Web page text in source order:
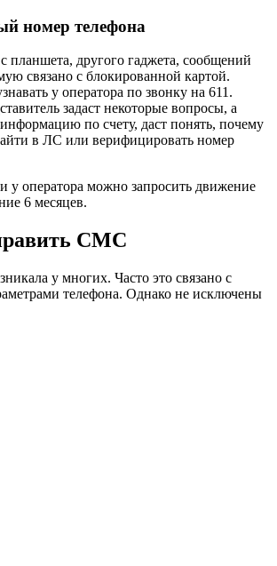
номер телефона
планшета, другого гаджета, сообщений
связано с блокированной картой.
у оператора по звонку на 611.
задаст некоторые вопросы, а
по счету, даст понять, почему
в ЛС или верифицировать номер
у оператора можно запросить движение
6 месяцев.
СМС
у многих. Часто это связано с
телефона. Однако не исключены